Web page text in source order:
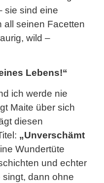
sie sind eine
all seinen Facetten
wild –
Lebens!“
ich werde nie
Maite über sich
diesen
„Unverschämt
Wundertüte
und echter
dann ohne